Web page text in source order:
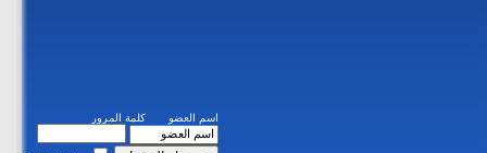
اسم العضو كلمة المرور